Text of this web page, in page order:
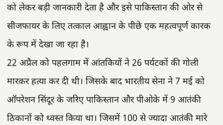
को लेकर बड़ी जानकारी देता है और इसे पाकिस्तान की ओर से
सीजफायर के लिए तत्काल आह्वान के पीछे एक महत्वपूर्ण कारक
के रूप में देखा जा रहा है।
22 अप्रैल को पहलगाम में आंतकियों ने 26 पर्यटकों की गोली
मारकर हत्या कर दी थी। जिसके बाद भारतीय सेना ने 7 मई को
ऑपरेशन सिंदूर के जरिए पाकिस्तान और पीओके में 9 आतंकी
ठिकानों को ध्वस्त किया था। जिसमें 100 से ज्यादा आतंकी मारे